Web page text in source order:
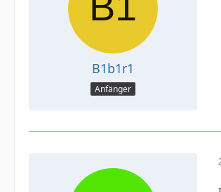
B1b1r1
Anfänger